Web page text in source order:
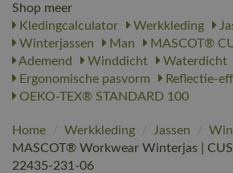
Shop meer
Kledingcalculator
Werkkleding
Winterjassen
Man
MASCOT®
Ademend
Winddicht
Waterdicht
Ergonomische pasvorm
Reflectie-
OEKO-TEX® STANDARD 100
Home / Werkkleding / Jassen /
MASCOT® Workwear Winterjas |
22435-231-06